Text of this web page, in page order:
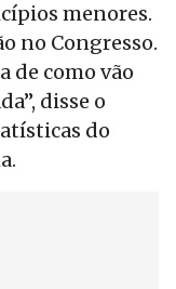
menores.
no Congresso.
de como vão
disse o
do